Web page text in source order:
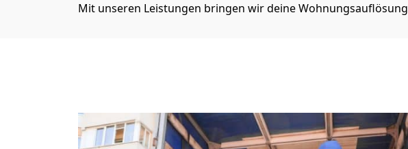
Mit unseren Leistungen bringen wir deine Wohnungsauflösung